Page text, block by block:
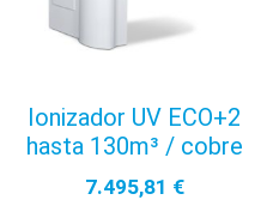
Ionizador UV ECO+2
hasta 130m³ / cobre
7.495,81 €